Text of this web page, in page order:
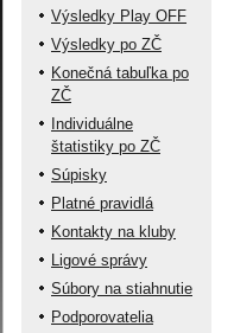
Výsledky Play OFF
Výsledky po ZČ
Konečná tabuľka po
ZČ
Individuálne
štatistiky po ZČ
Súpisky
Platné pravidlá
Kontakty na kluby
Ligové správy
Súbory na stiahnutie
Podporovatelia